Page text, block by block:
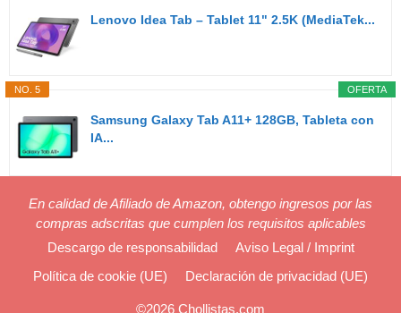
Lenovo Idea Tab – Tablet 11" 2.5K (MediaTek...
OFERTA
NO. 5
Samsung Galaxy Tab A11+ 128GB, Tableta con
IA...
En calidad de Afiliado de Amazon, obtengo ingresos por las
compras adscritas que cumplen los requisitos aplicables
Descargo de responsabilidad
Aviso Legal / Imprint
Política de cookie (UE)
Declaración de privacidad (UE)
©2026 Chollistas.com